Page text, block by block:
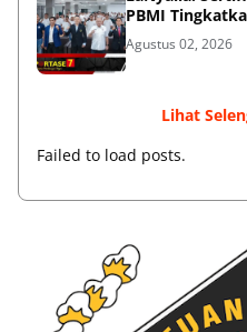
PBMI
Agustus 02, 2026
Lihat
Failed to load posts.